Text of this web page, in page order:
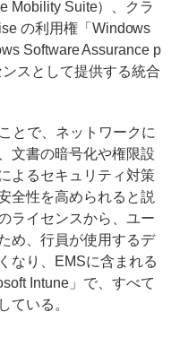
Mobility Suite）、クラ
の利用権「Windows
Software Assurance p
スとして提供する統合
とで、ネットワークに
文書の暗号化や権限設
よるセキュリティ対策
全性を高められると説
ライセンスから、ユー
め、行員が使用するデ
なり、EMSに含まれる
Intune」で、すべて
ている。